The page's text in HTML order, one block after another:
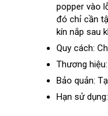
popper vào
đó chỉ cần
kín nắp sau
Quy cách:
Thương hiệu
Bảo quản:
Hạn sử dụng